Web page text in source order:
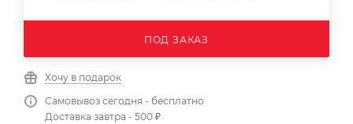
ПОД ЗАКАЗ
Хочу в подарок
Самовывоз сегодня - бесплатно
Доставка завтра - 500 ₽